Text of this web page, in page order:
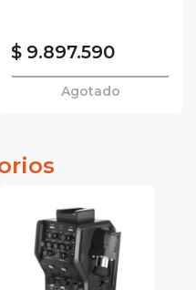
$ 9.897.590
Agotado